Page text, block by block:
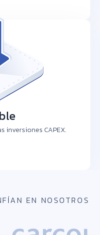
inversiones CAPEX.
EN NOSOTROS